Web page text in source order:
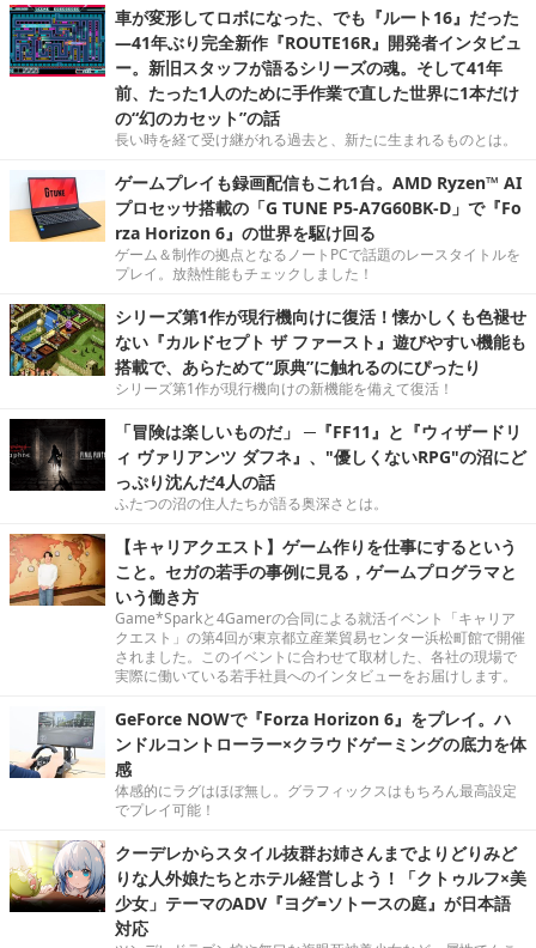
車が変形してロボになった、でも『ルート16』だった
―41年ぶり完全新作『ROUTE16R』開発者インタビュ
ー。新旧スタッフが語るシリーズの魂。そして41年
前、たった1人のために手作業で直した世界に1本だけ
の“幻のカセット”の話
長い時を経て受け継がれる過去と、新たに生まれるものとは。
ゲームプレイも録画配信もこれ1台。AMD Ryzen™ AI
プロセッサ搭載の「G TUNE P5-A7G60BK-D」で『Fo
rza Horizon 6』の世界を駆け回る
ゲーム＆制作の拠点となるノートPCで話題のレースタイトルを
プレイ。放熱性能もチェックしました！
シリーズ第1作が現行機向けに復活！懐かしくも色褪せ
ない『カルドセプト ザ ファースト』遊びやすい機能も
搭載で、あらためて“原典”に触れるのにぴったり
シリーズ第1作が現行機向けの新機能を備えて復活！
「冒険は楽しいものだ」 ─『FF11』と『ウィザードリ
ィ ヴァリアンツ ダフネ』、"優しくないRPG"の沼にど
っぷり沈んだ4人の話
ふたつの沼の住人たちが語る奥深さとは。
【キャリアクエスト】ゲーム作りを仕事にするという
こと。セガの若手の事例に見る，ゲームプログラマと
いう働き方
Game*Sparkと4Gamerの合同による就活イベント「キャリア
クエスト」の第4回が東京都立産業貿易センター浜松町館で開催
されました。このイベントに合わせて取材した、各社の現場で
実際に働いている若手社員へのインタビューをお届けします。
GeForce NOWで『Forza Horizon 6』をプレイ。ハ
ンドルコントローラー×クラウドゲーミングの底力を体
感
体感的にラグはほぼ無し。グラフィックスはもちろん最高設定
でプレイ可能！
クーデレからスタイル抜群お姉さんまでよりどりみど
りな人外娘たちとホテル経営しよう！「クトゥルフ×美
少女」テーマのADV『ヨグ=ソトースの庭』が日本語
対応